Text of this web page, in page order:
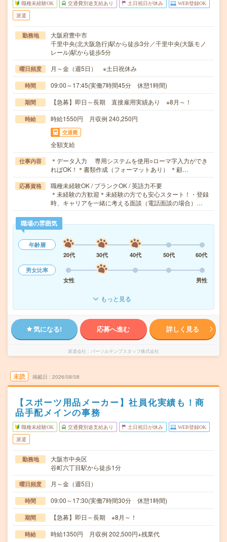
職種未経験OK 交通費別途支給あり 土日祝日が休み WEB登録OK
派遣
勤務地
大阪府豊中市
千里中央(北大阪急行)駅から徒歩3分／千里中央(大阪モノ
レール)駅から徒歩5分
曜日頻度 月～金（週5日） ※土日祝休み
時間 09:00～17:45(実働7時間45分 休憩1時間)
期間 【急募】即日～長期 直接雇用実績あり ※8月～！
時給 時給1550円 月収例 240,250円
交通費
全額支給
仕事内容
＊データ入力 専用システムを使用○ローマ字入力ができ
ればOK！＊書類作成（フォーマットあり） ＊顧…
応募資格
職種未経験OK / ブランクOK / 英語力不要
＊未経験の方歓迎＊未経験の方でも安心スタート！・登録
時、キャリアを一緒に考える面談（電話面談の場合）…
職場の雰囲気
年齢層
20代
30代 40代 50代
60代
男女比率
女性
男性
もっと見る
気になる! 応募へ進む 詳しく見る
派遣会社 パーソルテンプスタッフ株式会社
未読 掲載日 2026/08/08
【スポーツ用品メーカー】社員化実績も！商
品手配メインの事務
職種未経験OK 交通費別途支給あり 土日祝日が休み WEB登録OK
派遣
勤務地
大阪市中央区
谷町六丁目駅から徒歩1分
曜日頻度 月～金（週5日）
時間 09:00～17:30(実働7時間30分 休憩1時間)
期間 【急募】即日～長期 ※8月～！
時給 時給1350円 月収例 202,500円+残業代